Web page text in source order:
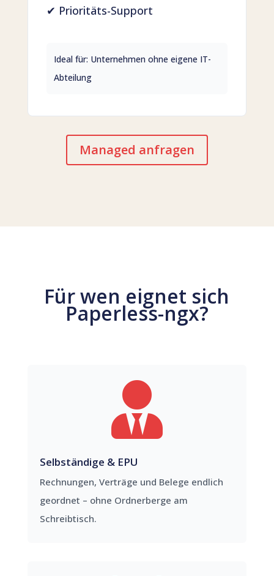
✔ Prioritäts-Support
Ideal für: Unternehmen ohne eigene IT-
Abteilung
Managed anfragen
Für wen eignet sich
Paperless-ngx?

Selbständige & EPU
Rechnungen, Verträge und Belege endlich
geordnet – ohne Ordnerberge am
Schreibtisch.